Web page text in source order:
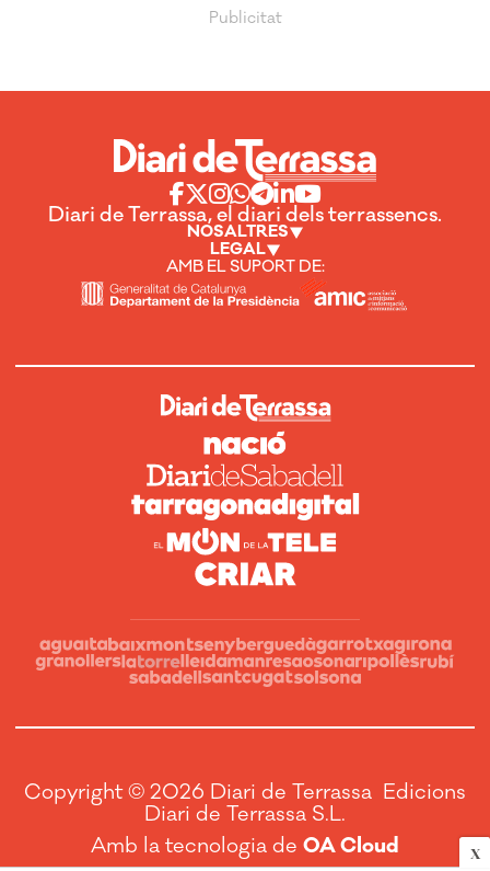
X
Diari de Terrassa, el diari dels terrassencs.
NOSALTRES
LEGAL
AMB EL SUPORT DE:
Copyright © 2026 Diari de Terrassa Edicions
Diari de Terrassa S.L.
Amb la tecnologia de OA Cloud